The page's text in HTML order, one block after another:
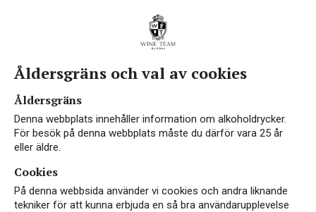
Vin från Coteaux Varois
en Provence
Coteaux Varois en Provence är ett kalkstensrikt,
2 500 hektar stort bergsområde i Provence.
Åldersgräns och val av cookies
Åldersgräns
Denna webbplats innehåller information om alkoholdrycker.
För besök på denna webbplats måste du därför vara 25 år
eller äldre.
Cookies
På denna webbsida använder vi cookies och andra liknande
tekniker för att kunna erbjuda en så bra användarupplevelse